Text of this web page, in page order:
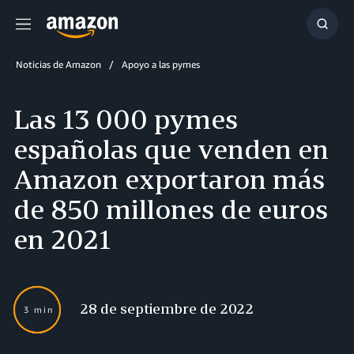
Menú
Noticias de Amazon Apoyo a las pymes
Las 13 000 pymes
españolas que venden en
Amazon exportaron más
de 850 millones de euros
en 2021
3 min 28 de septiembre de 2022